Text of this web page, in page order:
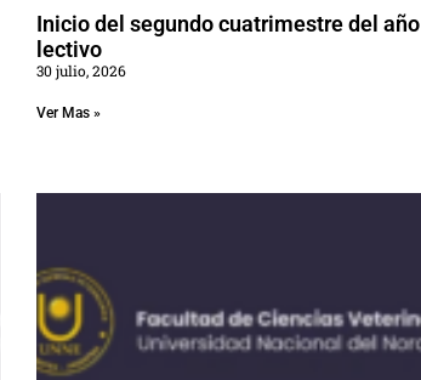
Inicio del segundo cuatrimestre del año
lectivo
30 julio, 2026
Ver Mas »